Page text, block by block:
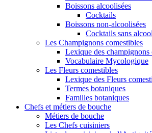
Boissons alcoolisées
Cocktails
Boissons non-alcoolisées
Cocktails sans alcool
Les Champignons comestibles
Lexique des champignons
Vocabulaire Mycologique
Les Fleurs comestibles
Lexique des Fleurs
Termes botaniques
Familles botaniques
Chefs et métiers de bouche
Métiers de bouche
Les Chefs cuisiniers